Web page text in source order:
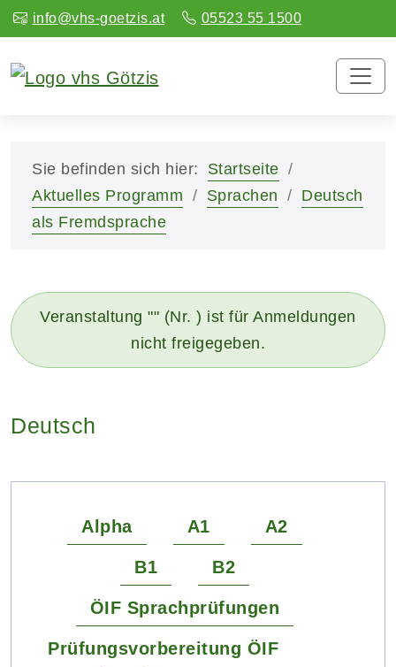
info@vhs-goetzis.at 05523 55 1500
Sie befinden sich hier:
Startseite
Aktuelles Programm
Sprachen
Deutsch
als Fremdsprache
Veranstaltung "" (Nr. ) ist für Anmeldungen
nicht freigegeben.
Deutsch
Alpha A1 A2
B1 B2
ÖIF Sprachprüfungen
Prüfungsvorbereitung ÖIF